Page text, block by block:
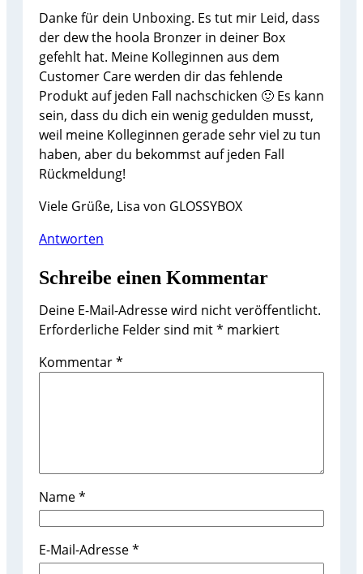
Danke für dein Unboxing. Es tut mir Leid, dass
der dew the hoola Bronzer in deiner Box
gefehlt hat. Meine Kolleginnen aus dem
Customer Care werden dir das fehlende
Produkt auf jeden Fall nachschicken 🙂 Es kann
sein, dass du dich ein wenig gedulden musst,
weil meine Kolleginnen gerade sehr viel zu tun
haben, aber du bekommst auf jeden Fall
Rückmeldung!
Viele Grüße, Lisa von GLOSSYBOX
Antworten
Schreibe einen Kommentar
Deine E-Mail-Adresse wird nicht veröffentlicht.
Erforderliche Felder sind mit* markiert
Kommentar*
Name*
E-Mail-Adresse*